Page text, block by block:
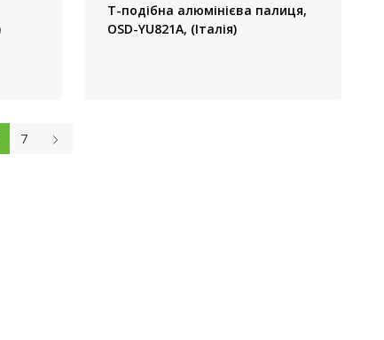
Т-подібна алюмінієва палиця,
OSD-YU821A, (Італія)
7